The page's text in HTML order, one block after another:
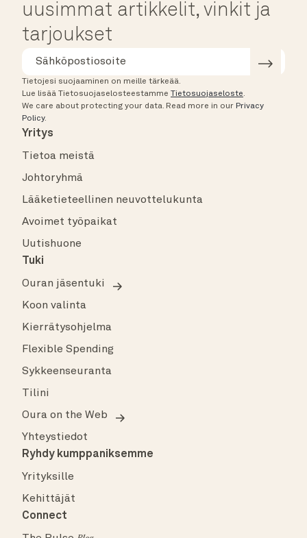
uusimmat artikkelit, vinkit ja
tarjoukset
Tietojesi suojaaminen on meille tärkeää.
Lue lisää Tietosuojaselosteestamme Tietosuojaseloste.
We care about protecting your data. Read more in our Privacy
Policy.
Yritys
Tietoa meistä
Johtoryhmä
Lääketieteellinen neuvottelukunta
Avoimet työpaikat
Uutishuone
Tuki
Ouran jäsentuki
Koon valinta
Kierrätysohjelma
Flexible Spending
Sykkeenseuranta
Tilini
Oura on the Web
Yhteystiedot
Ryhdy kumppaniksemme
Yrityksille
Kehittäjät
Connect